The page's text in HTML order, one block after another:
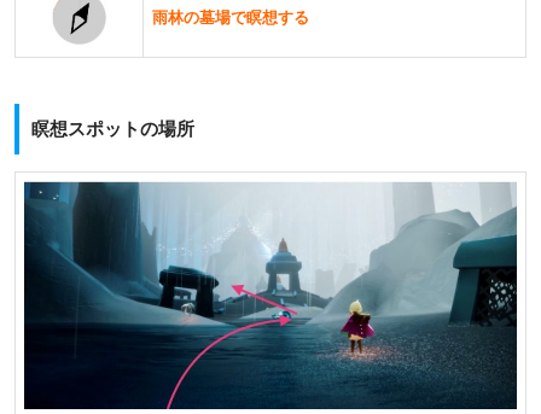
雨林の墓場で瞑想する
瞑想スポットの場所